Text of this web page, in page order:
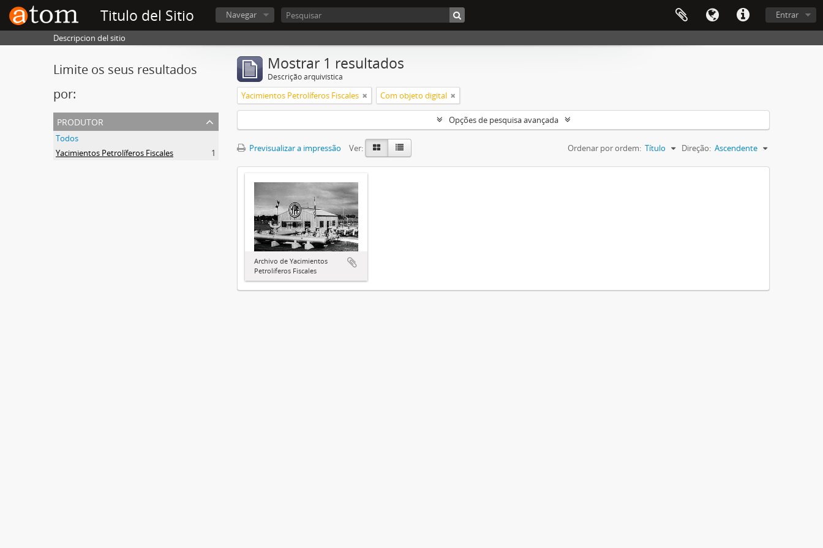
Titulo del Sitio Entrar
Navegar
Descripcion del sitio
Limite os seus resultados
por:
produtor
Todos
Yacimientos Petrolíferos Fiscales
1
Mostrar 1 resultados
Descrição arquivística
Yacimientos Petrolíferos Fiscales Com objeto digital
Opções de pesquisa avançada
Previsualizar a impressão Ver: Ordenar por ordem: Título Direção: Ascendente
Archivo de Yacimientos
Petrolíferos Fiscales